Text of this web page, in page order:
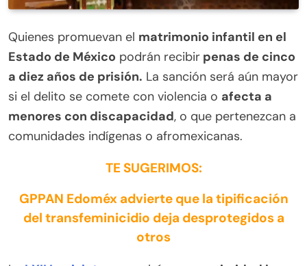
Quienes promuevan el matrimonio infantil en el
Estado de México podrán recibir penas de cinco
a diez años de prisión. La sanción será aún mayor
si el delito se comete con violencia o afecta a
menores con discapacidad, o que pertenezcan a
comunidades indígenas o afromexicanas.
TE SUGERIMOS:
GPPAN Edoméx advierte que la tipificación
del transfeminicidio deja desprotegidos a
otros